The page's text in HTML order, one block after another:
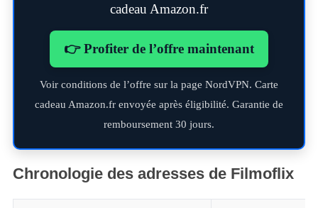
cadeau Amazon.fr
👉 Profiter de l’offre maintenant
Voir conditions de l’offre sur la page NordVPN. Carte
cadeau Amazon.fr envoyée après éligibilité. Garantie de
remboursement 30 jours.
Chronologie des adresses de Filmoflix